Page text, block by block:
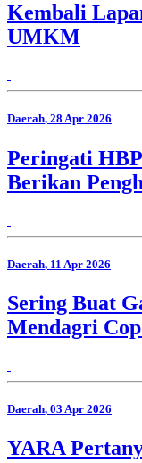
Kembali
UMKM
Daerah, 28 Apr 2026
Peringati
Berikan
Daerah, 11 Apr 2026
Sering Buat
Mendagri
Daerah, 03 Apr 2026
YARA